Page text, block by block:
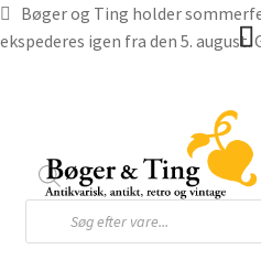
Bøger og Ting holder
ekspederes igen fra den 5. august.
navigation
indhold
Products
search